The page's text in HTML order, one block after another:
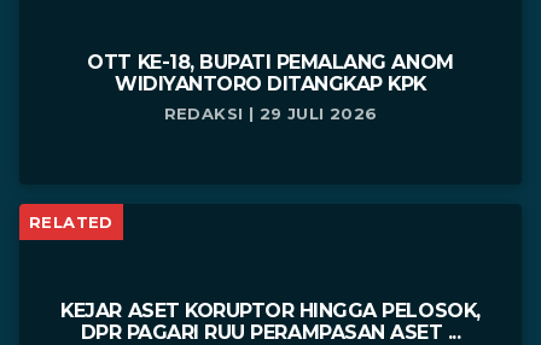
OTT KE-18, BUPATI PEMALANG ANOM
WIDIYANTORO DITANGKAP KPK
REDAKSI | 29 JULI 2026
RELATED
KEJAR ASET KORUPTOR HINGGA PELOSOK,
DPR PAGARI RUU PERAMPASAN ASET ...